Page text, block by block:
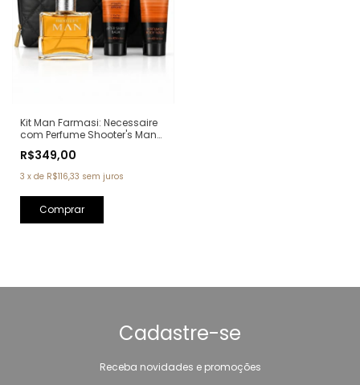
Kit Man Farmasi: Necessaire
com Perfume Shooter's Man
Barba 100ml + Sabonete
100ml (Ref. Olfativa: One
Million Paco Rabanne)
R$349,00
3 x de R$116,33 sem juros
Cadastre-se
Receba novidades e promoções